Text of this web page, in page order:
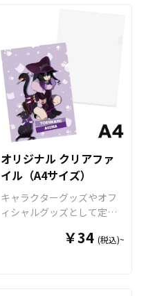
等をいれて使用できます。
販売に必要な資材も取り揃
えておりますので、お客様
にはデザインをご入稿いた
だくだけでオリジナル商品
として販売していただくこ
とができます。 短納期・小
ロットでの対応も可能です
のでご不明点がありました
ら、個人のお客様から企
業・業者のかた問わずお気
軽にご相談ください。
オリジナル クリアファ
イル（A4サイズ）
キャラクターグッズやオフ
ィシャルグッズとして定番
店のクリアファイルは厚み
￥34 (税込)~